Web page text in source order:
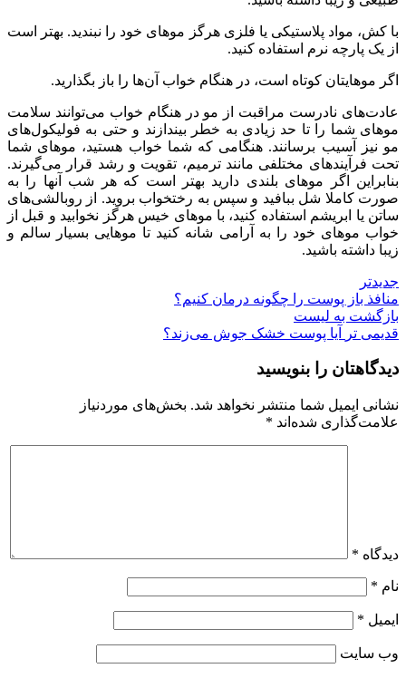
با کش، مواد پلاستیکی یا فلزی هرگز موهای خود را نبندید. بهتر است
از یک پارچه نرم استفاده کنید.
اگر موهایتان کوتاه است، در هنگام خواب آن‌ها را باز بگذارید.
عادت‌های نادرست مراقبت از مو در هنگام خواب می‌توانند سلامت
موهای شما را تا حد زیادی به خطر بیندازند و حتی به فولیکول‌های
مو نیز آسیب برسانند. هنگامی که شما خواب هستید، موهای شما
تحت فرآیندهای مختلفی مانند ترمیم، تقویت و رشد قرار می‌گیرند.
بنابراین اگر موهای بلندی دارید بهتر است که هر شب آنها را به
صورت کاملا شل ببافید و سپس به رختخواب بروید. از روبالشی‌های
ساتن یا ابریشم استفاده کنید، با موهای خیس هرگز نخوابید و قبل از
خواب موهای خود را به آرامی شانه کنید تا موهایی بسیار سالم و
زیبا داشته باشید.
جدیدتر
منافذ باز پوست را چگونه درمان کنیم؟
بازگشت به لیست
قدیمی تر
آیا پوست خشک جوش می‌زند؟
دیدگاهتان را بنویسید
نشانی ایمیل شما منتشر نخواهد شد. بخش‌های موردنیاز
علامت‌گذاری شده‌اند *
دیدگاه *
نام *
ایمیل *
وب‌ سایت